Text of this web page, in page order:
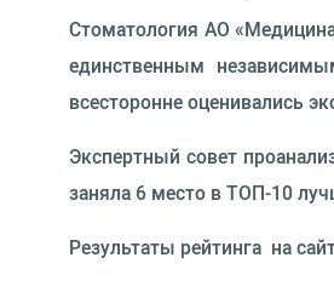
Стоматология АО
единственным
всесторонне оценивались
Экспертный совет
заняла 6 место в ТОП-10
Результаты рейтинга на